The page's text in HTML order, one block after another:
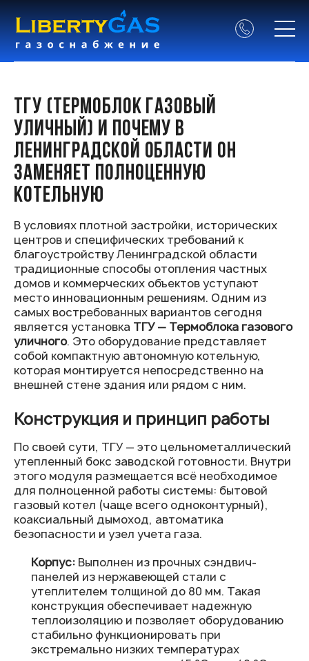
ТГУ (ТЕРМОБЛОК ГАЗОВЫЙ
УЛИЧНЫЙ) И ПОЧЕМУ В
ЛЕНИНГРАДСКОЙ ОБЛАСТИ ОН
ЗАМЕНЯЕТ ПОЛНОЦЕННУЮ
КОТЕЛЬНУЮ
В условиях плотной застройки, исторических
центров и специфических требований к
благоустройству Ленинградской области
традиционные способы отопления частных
домов и коммерческих объектов уступают
место инновационным решениям. Одним из
самых востребованных вариантов сегодня
является установка ТГУ — Термоблока газового
уличного. Это оборудование представляет
собой компактную автономную котельную,
которая монтируется непосредственно на
внешней стене здания или рядом с ним.
Конструкция и принцип работы
По своей сути, ТГУ — это цельнометаллический
утепленный бокс заводской готовности. Внутри
этого модуля размещается всё необходимое
для полноценной работы системы: бытовой
газовый котел (чаще всего одноконтурный),
коаксиальный дымоход, автоматика
безопасности и узел учета газа.
Корпус: Выполнен из прочных сэндвич-
панелей из нержавеющей стали с
утеплителем толщиной до 80 мм. Такая
конструкция обеспечивает надежную
теплоизоляцию и позволяет оборудованию
стабильно функционировать при
экстремально низких температурах